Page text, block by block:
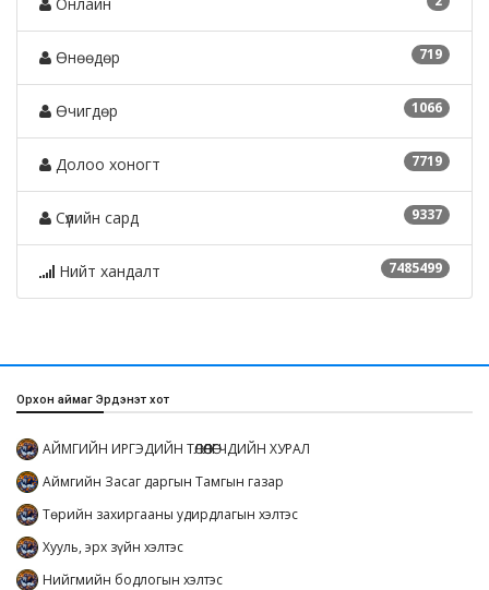
719
Өнөөдөр
1066
Өчигдөр
7719
Долоо хоногт
9337
Сүүлийн сард
7485499
Нийт хандалт
Орхон аймаг Эрдэнэт хот
АЙМГИЙН ИРГЭДИЙН ТӨЛӨӨЛӨГЧДИЙН ХУРАЛ
Аймгийн Засаг даргын Тамгын газар
Төрийн захиргааны удирдлагын хэлтэс
Хууль, эрх зүйн хэлтэс
Нийгмийн бодлогын хэлтэс